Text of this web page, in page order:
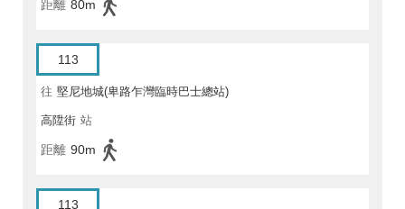
距離 80m
113
往 堅尼地城(卑路乍灣臨時巴士總站)
高陞街 站
距離 90m
113